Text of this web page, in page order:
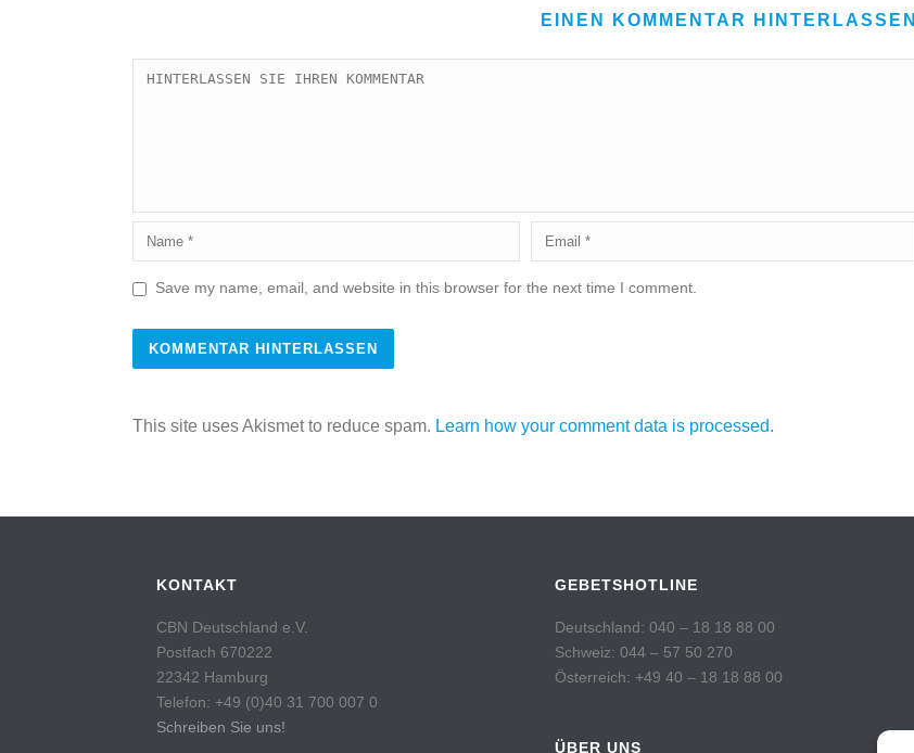
EINEN KOMMENTAR HINTERLASSEN
Save my name, email, and website in this browser for the next time I comment.
This site uses Akismet to reduce spam. Learn how your comment data is processed.
KONTAKT
CBN Deutschland e.V.
Postfach 670222
22342 Hamburg
Telefon: +49 (0)40 31 700 007 0
Schreiben Sie uns!
GEBETSHOTLINE
Deutschland: 040 – 18 18 88 00
Schweiz: 044 – 57 50 270
Österreich: +49 40 – 18 18 88 00
ÜBER UNS